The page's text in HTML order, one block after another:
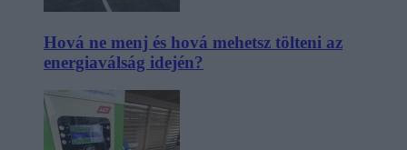
Hová ne menj és hová mehetsz tölteni az
energiaválság idején?